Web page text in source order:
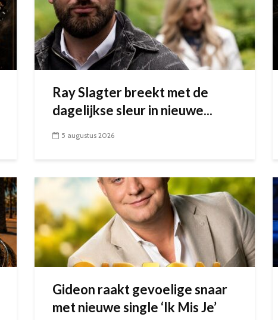
Ray Slagter breekt met de
dagelijkse sleur in nieuwe...
5 augustus 2026
Gideon raakt gevoelige snaar
met nieuwe single ‘Ik Mis Je’